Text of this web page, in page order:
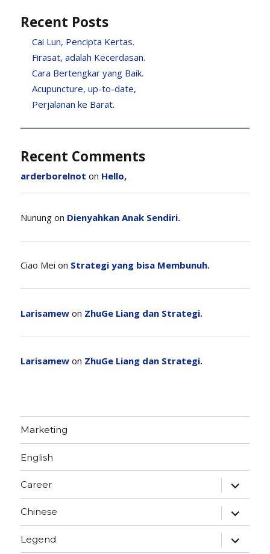
Recent Posts
Cai Lun, Pencipta Kertas.
Firasat, adalah Kecerdasan.
Cara Bertengkar yang Baik.
Acupuncture, up-to-date,
Perjalanan ke Barat.
Recent Comments
arderborelnot on Hello,
Nunung on Dienyahkan Anak Sendiri.
Ciao Mei on Strategi yang bisa Membunuh.
Larisamew on ZhuGe Liang dan Strategi.
Larisamew on ZhuGe Liang dan Strategi.
Marketing
English
Career expand
child
menu
Chinese expand
child
menu
Legend expand
child